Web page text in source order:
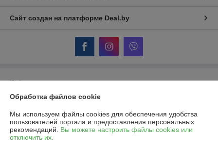
Сайт создан на платформе Deal.by
Информация для покупателя
Юридическое лицо:ОДО "Гидротеплоцентр"
Регистрационный номер ЕГР: 290322854
УНП: 290322854
Обработка файлов cookie
Мы используем файлы cookies для обеспечения удобства
пользователей портала и предоставления персональных
рекомендаций. Вы можете настроить файлы cookies или
отключить их.